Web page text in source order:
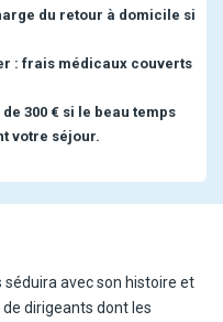
du retour à domicile si
: frais médicaux couverts
300 € si le beau temps
votre séjour.
séduira avec son histoire et
dirigeants dont les